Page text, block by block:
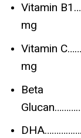
Vitamin
mg
Vitamin
mg
Beta